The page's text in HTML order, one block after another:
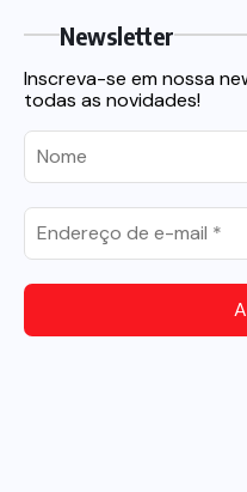
Newsletter
Inscreva-se em nossa
todas as novidades!